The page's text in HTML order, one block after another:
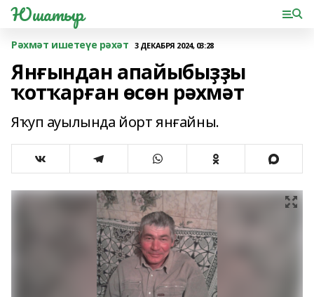
Юшатыр
Рәхмәт ишетеүе рәхәт 3 ДЕКАБРЯ 2024, 03:28
Янғындан апайыбыҙҙы
ҡотҡарған өсөн рәхмәт
Яҡуп ауылында йорт янғайны.